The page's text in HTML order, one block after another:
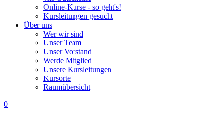
Online-Kurse - so geht's!
Kursleitungen gesucht
Über uns
Wer wir sind
Unser Team
Unser Vorstand
Werde Mitglied
Unsere Kursleitungen
Kursorte
Raumübersicht
0